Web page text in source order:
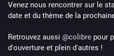
Venez nous rencontrer sur le
date et du thème de la
Retrouvez aussi @colibre pour
d'ouverture et plein d'autres !